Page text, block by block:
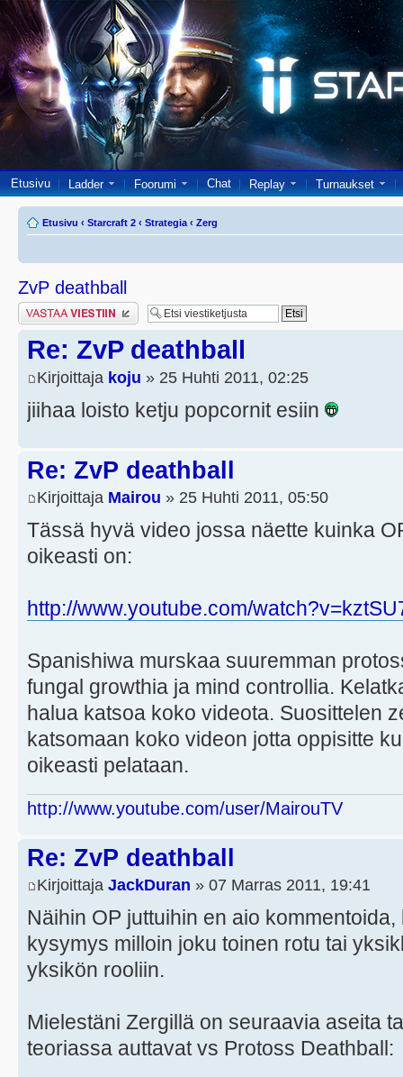
Etusivu Ladder Foorumi Chat Replay Turnaukset
Etusivu ‹ Starcraft 2 ‹ Strategia ‹ Zerg
ZvP deathball
Lähetä vastaus
Re: ZvP deathball
Kirjoittaja koju » 25 Huhti 2011, 02:25
jiihaa loisto ketju popcornit esiin
Re: ZvP deathball
Kirjoittaja Mairou » 25 Huhti 2011, 05:50
Tässä hyvä video jossa näette kuinka
oikeasti on:
http://www.youtube.com/
Spanishiwa murskaa suuremman
fungal growthia ja mind controllia.
halua katsoa koko videota. Suosittelen
katsomaan koko videon jotta oppisitte
oikeasti pelataan.
http://www.youtube.com/user/MairouTV
Re: ZvP deathball
Kirjoittaja JackDuran » 07 Marras 2011, 19:41
Näihin OP juttuihin en aio
kysymys milloin joku toinen rotu tai
yksikön rooliin.
Mielestäni Zergillä on seuraavia aseita
teoriassa auttavat vs Protoss Deathball: